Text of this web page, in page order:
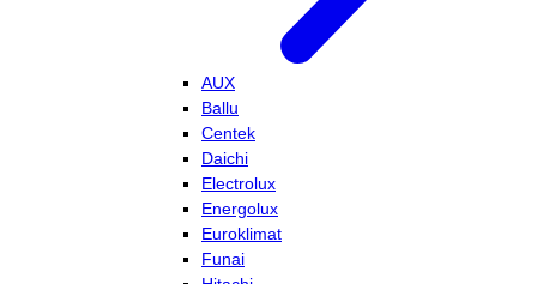
AUX
Ballu
Centek
Daichi
Electrolux
Energolux
Euroklimat
Funai